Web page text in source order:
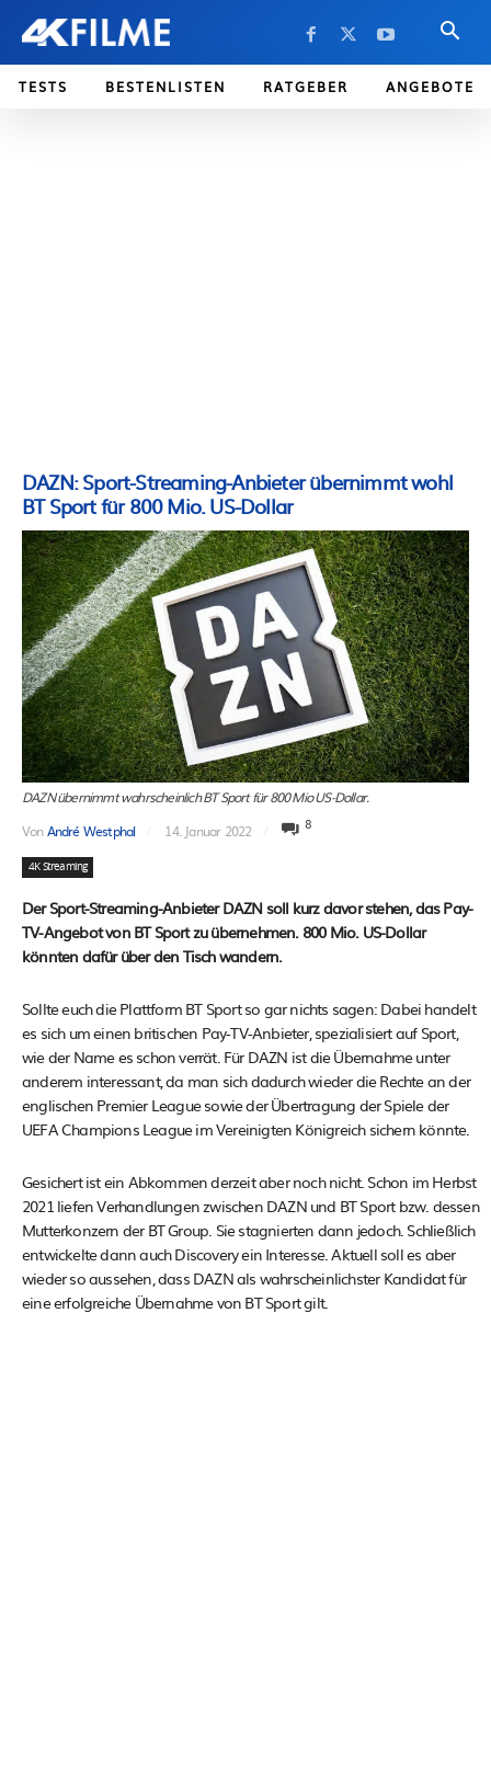
TESTS BESTENLISTEN RATGEBER ANGEBOTE
DAZN: Sport-Streaming-Anbieter übernimmt wohl
BT Sport für 800 Mio. US-Dollar
DAZN übernimmt wahrscheinlich BT Sport für 800 Mio US-Dollar.
VonAndré Westphal 14. Januar 2022 8
4K Streaming
Der Sport-Streaming-Anbieter DAZN soll kurz davor stehen, das Pay-
TV-Angebot von BT Sport zu übernehmen. 800 Mio. US-Dollar
könnten dafür über den Tisch wandern.
Sollte euch die Plattform BT Sport so gar nichts sagen: Dabei handelt
es sich um einen britischen Pay-TV-Anbieter, spezialisiert auf Sport,
wie der Name es schon verrät. Für DAZN ist die Übernahme unter
anderem interessant, da man sich dadurch wieder die Rechte an der
englischen Premier League sowie der Übertragung der Spiele der
UEFA Champions League im Vereinigten Königreich sichern könnte.
Gesichert ist ein Abkommen derzeit aber noch nicht. Schon im Herbst
2021 liefen Verhandlungen zwischen DAZN und BT Sport bzw. dessen
Mutterkonzern der BT Group. Sie stagnierten dann jedoch. Schließlich
entwickelte dann auch Discovery ein Interesse. Aktuell soll es aber
wieder so aussehen, dass DAZN als wahrscheinlichster Kandidat für
eine erfolgreiche Übernahme von BT Sport gilt.